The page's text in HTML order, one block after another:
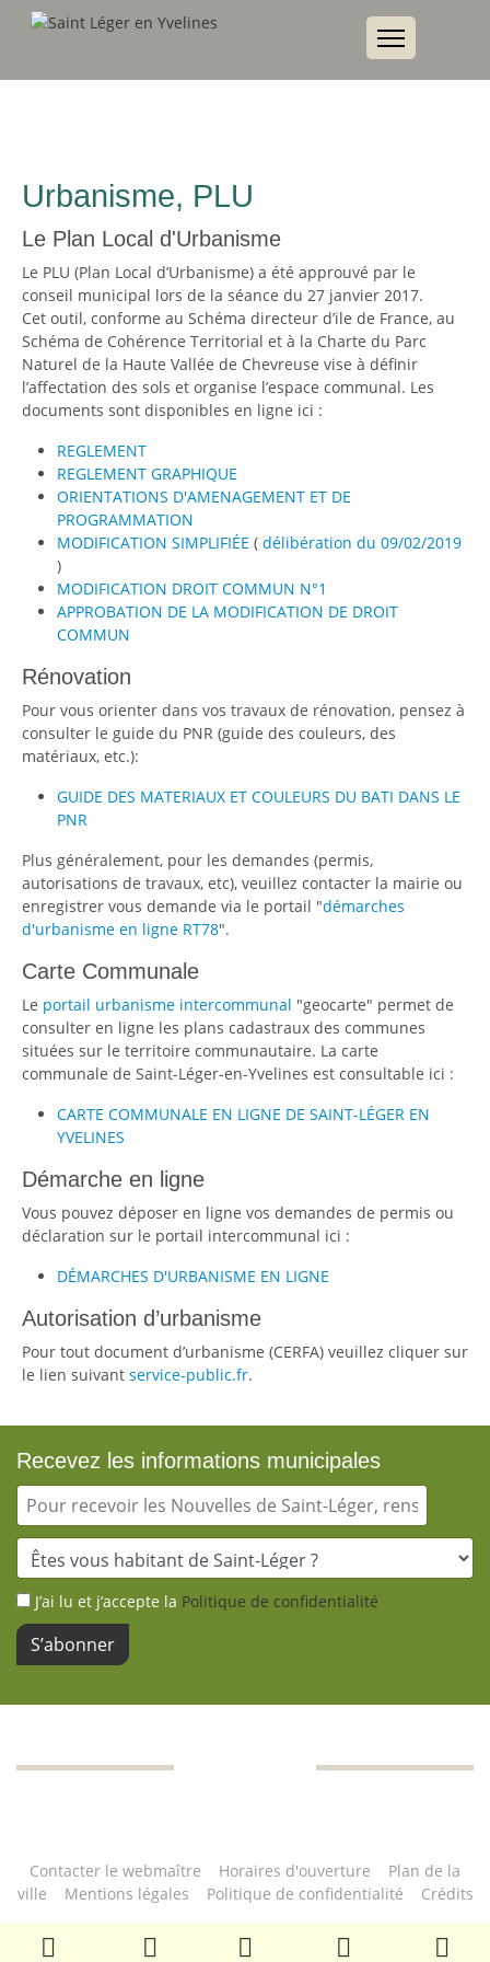
Urbanisme, PLU
Le Plan Local d'Urbanisme
Le PLU (Plan Local d’Urbanisme) a été approuvé par le
conseil municipal lors de la séance du 27 janvier 2017.
Cet outil, conforme au Schéma directeur d’ile de France, au
Schéma de Cohérence Territorial et à la Charte du Parc
Naturel de la Haute Vallée de Chevreuse vise à définir
l’affectation des sols et organise l’espace communal. Les
documents sont disponibles en ligne ici :
REGLEMENT
REGLEMENT GRAPHIQUE
ORIENTATIONS D'AMENAGEMENT ET DE
PROGRAMMATION
MODIFICATION SIMPLIFIÉE ( délibération du 09/02/2019
)
MODIFICATION DROIT COMMUN N°1
APPROBATION DE LA MODIFICATION DE DROIT
COMMUN
Rénovation
Pour vous orienter dans vos travaux de rénovation, pensez à
consulter le guide du PNR (guide des couleurs, des
matériaux, etc.):
GUIDE DES MATERIAUX ET COULEURS DU BATI DANS LE
PNR
Plus généralement, pour les demandes (permis,
autorisations de travaux, etc), veuillez contacter la mairie ou
enregistrer vous demande via le portail "démarches
d'urbanisme en ligne RT78".
Carte Communale
Le portail urbanisme intercommunal "geocarte" permet de
consulter en ligne les plans cadastraux des communes
situées sur le territoire communautaire. La carte
communale de Saint-Léger-en-Yvelines est consultable ici :
CARTE COMMUNALE EN LIGNE DE SAINT-LÉGER EN
YVELINES
Démarche en ligne
Vous pouvez déposer en ligne vos demandes de permis ou
déclaration sur le portail intercommunal ici :
DÉMARCHES D'URBANISME EN LIGNE
Autorisation d’urbanisme
Pour tout document d’urbanisme (CERFA) veuillez cliquer sur
le lien suivant service-public.fr.
Recevez les informations municipales
J’ai lu et j’accepte la Politique de confidentialité
S’abonner
Contacter le webmaître Horaires d'ouverture
Plan de la
ville
Mentions légales Politique de confidentialité
Crédits
© Copyright 2022 Mairie de Saint-Léger-en-Yvelines